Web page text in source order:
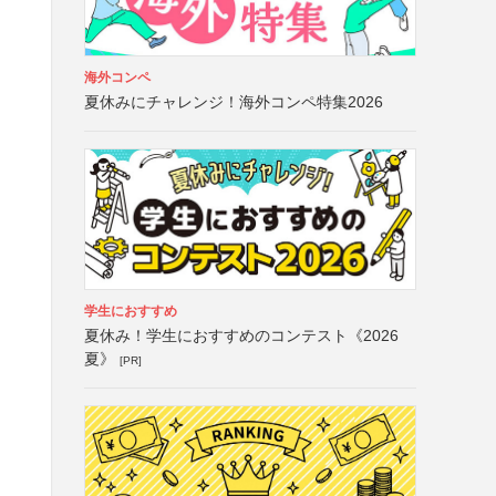
海外コンペ
夏休みにチャレンジ！海外コンペ特集2026
学生におすすめ
夏休み！学生におすすめのコンテスト《2026
夏》
[PR]